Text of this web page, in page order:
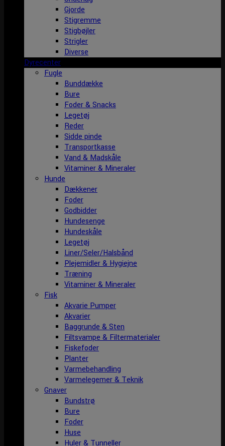
Gjorde
Stigremme
Stigbøjler
Strigler
Diverse
Dyrecenter
Fugle
Bunddække
Bure
Foder & Snacks
Legetøj
Reder
Sidde pinde
Transportkasse
Vand & Madskåle
Vitaminer & Mineraler
Hunde
Dækkener
Foder
Godbidder
Hundesenge
Hundeskåle
Legetøj
Liner/Seler/Halsbånd
Plejemidler & Hygiejne
Træning
Vitaminer & Mineraler
Fisk
Akvarie Pumper
Akvarier
Baggrunde & Sten
Filtsvampe & Filtermaterialer
Fiskefoder
Planter
Varmebehandling
Varmelegemer & Teknik
Gnaver
Bundstrø
Bure
Foder
Huse
Huler & Tunneller